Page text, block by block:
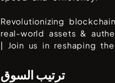
Revolutionizing
real-world assets &
| Join us in reshaping
ترتيب السوق